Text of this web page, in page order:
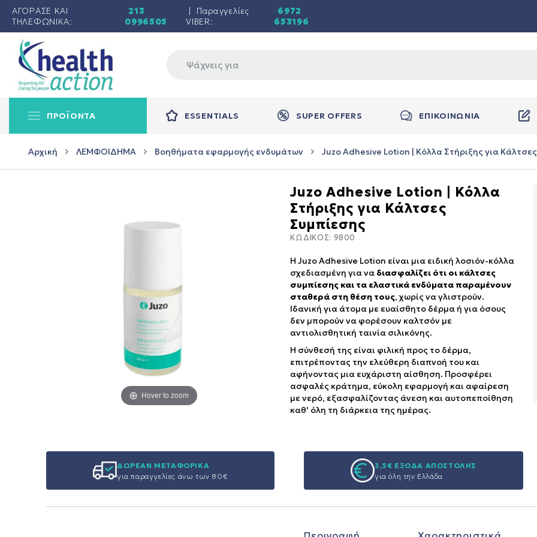
ΑΓΟΡΑΣΕ ΚΑΙ
ΤΗΛΕΦΩΝΙΚΑ:
213
0996505
| Παραγγελίες
VIBER:
6972
653196
ΠΡΟΪΟΝΤΑ ESSENTIALS SUPER OFFERS ΕΠΙΚΟΙΝΩΝΙΑ
Αρχική ΛΕΜΦΟΙΔΗΜΑ Βοηθήματα εφαρμογής ενδυμάτων Juzo Adhesive Lotion | Κόλλα Στήριξης για
Hover to zoom
Juzo Adhesive Lotion | Κόλλα
Στήριξης για Κάλτσες
Συμπίεσης
ΚΩΔΙΚΟΣ: 9800
Η Juzo Adhesive Lotion είναι μια ειδική λοσιόν-κόλλα
σχεδιασμένη για ναδιασφαλίζει ότι οι κάλτσες
συμπίεσης και τα ελαστικά ενδύματα παραμένουν
σταθερά στη θέση τους, χωρίς να γλιστρούν.
Ιδανική για άτομα με ευαίσθητο δέρμα ή για όσους
δεν μπορούν να φορέσουν καλτσόν με
αντιολισθητική ταινία σιλικόνης.
Η σύνθεσή της είναι φιλική προς το δέρμα,
επιτρέποντας την ελεύθερη διαπνοή του και
αφήνοντας μια ευχάριστη αίσθηση. Προσφέρει
ασφαλές κράτημα, εύκολη εφαρμογή και αφαίρεση
με νερό, εξασφαλίζοντας άνεση και αυτοπεποίθηση
καθ' όλη τη διάρκεια της ημέρας.
ΔΩΡΕΑΝ ΜΕΤΑΦΟΡΙΚΑ
για παραγγελίες άνω των 80€
3,5€ ΕΞΟΔΑ ΑΠΟΣΤΟΛΗΣ
για όλη την Ελλάδα